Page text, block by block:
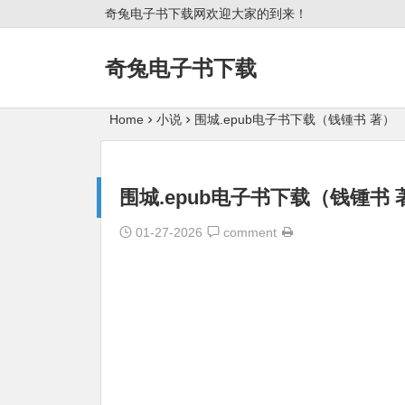
奇兔电子书下载网欢迎大家的到来！
奇兔电子书下载
Home 小说 围城.epub电子书下载（钱锺书 著）
围城.epub电子书下载（钱锺书
01-27-2026 comment